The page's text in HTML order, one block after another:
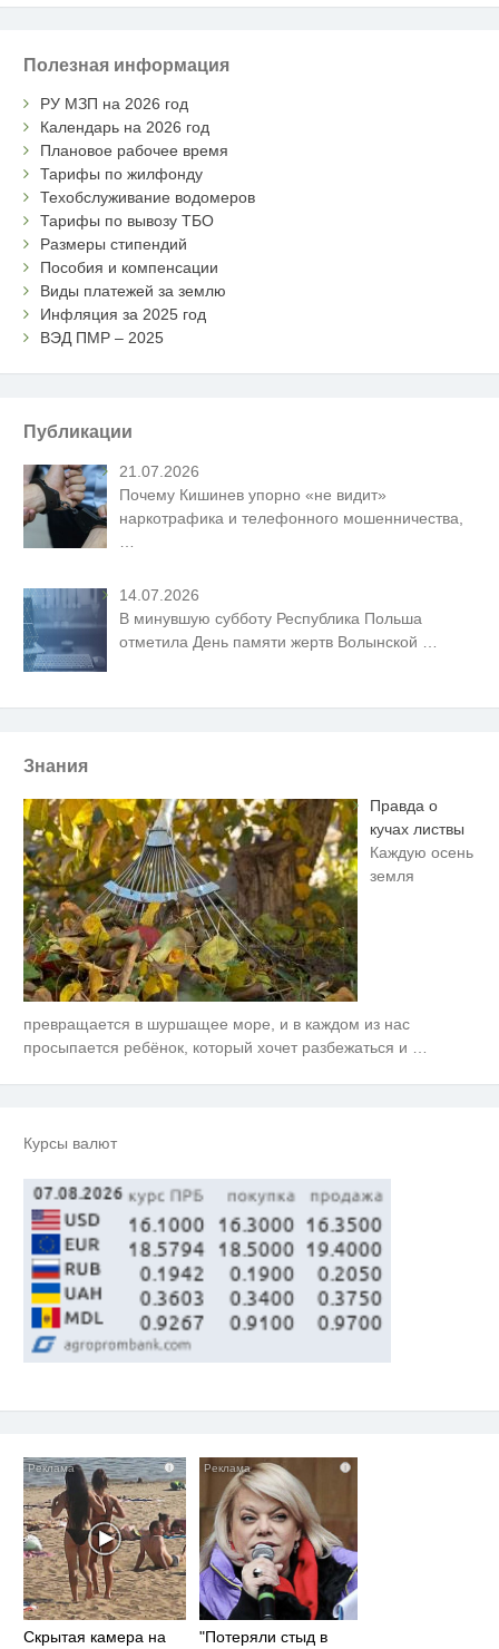
Полезная информация
РУ МЗП на 2026 год
Календарь на 2026 год
Плановое рабочее время
Тарифы по жилфонду
Техобслуживание водомеров
Тарифы по вывозу ТБО
Размеры стипендий
Пособия и компенсации
Виды платежей за землю
Инфляция за 2025 год
ВЭД ПМР – 2025
Публикации
21.07.2026
Почему Кишинев упорно «не видит»
наркотрафика и телефонного мошенничества,
14.07.2026
В минувшую субботу Республика Польша
отметила День памяти жертв Волынской
Знания
Правда о
кучах листвы
Каждую осень
земля
превращается в шуршащее море, и в каждом из нас
просыпается ребёнок, который хочет разбежаться и …
Курсы валют
i
Скрытая камера на
i
"Потеряли стыд в
i
Ролик из Омска: вы будете
смеяться долго
не оставит равнодушным